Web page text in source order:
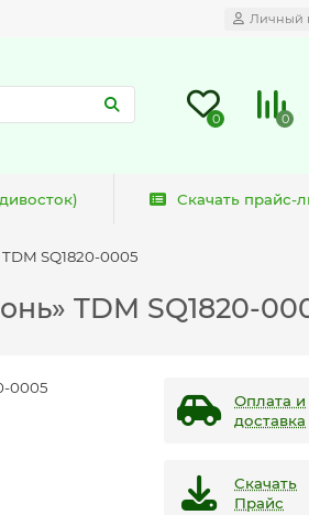
Личный
0 0
Скачать прайс-
SQ1820-0005
TDM SQ1820-
0005
Оплата и
доставка
Скачать
Прайс